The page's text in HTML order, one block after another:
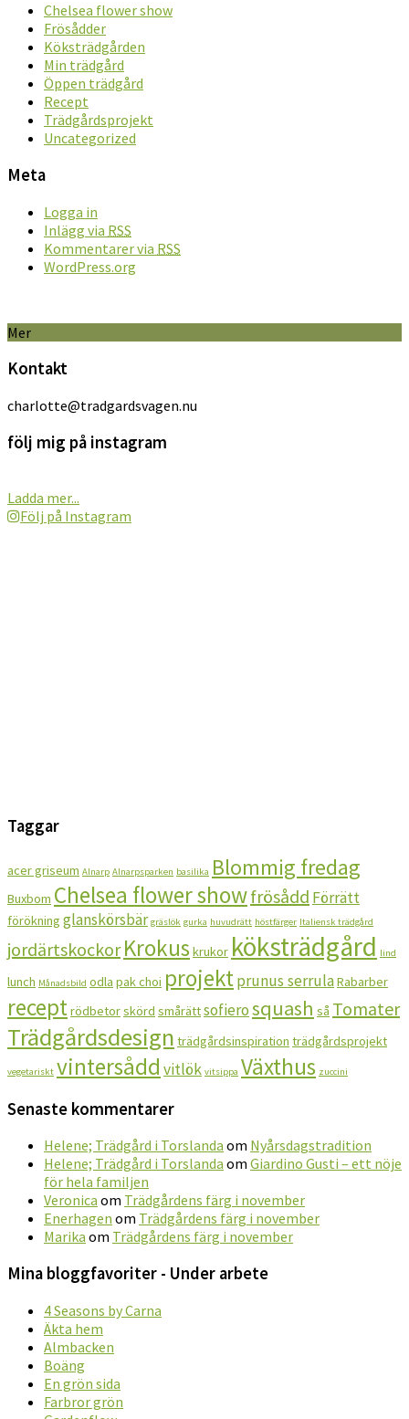
Chelsea flower show
Frösådder
Köksträdgården
Min trädgård
Öppen trädgård
Recept
Trädgårdsprojekt
Uncategorized
Meta
Logga in
Inlägg via RSS
Kommentarer via RSS
WordPress.org
Mer
Kontakt
charlotte@tradgardsvagen.nu
följ mig på instagram
Ladda mer...
Följ på Instagram
Taggar
acer griseum Alnarp Alnarpsparken basilika Blommig fredag
Buxbom Chelsea flower showfrösådd Förrätt
förökning glanskörsbär gräslök gurka huvudrätt höstfärger Italiensk trädgård
jordärtskockor Krokus krukor köksträdgård lind
lunch Månadsbild odla pak choi projektprunus serrulaRabarber
receptrödbetorskörd smårättsofierosquash så Tomater
Trädgårdsdesign trädgårdsinspiration trädgårdsprojekt
vegetariskt vintersådd vitlök vitsippa Växthus zuccini
Senaste kommentarer
Helene; Trädgård i Torslanda om Nyårsdagstradition
Helene; Trädgård i Torslanda om Giardino Gusti – ett nöje
för hela familjen
Veronica om Trädgårdens färg i november
Enerhagen om Trädgårdens färg i november
Marika om Trädgårdens färg i november
Mina bloggfavoriter - Under arbete
4 Seasons by Carna
Äkta hem
Almbacken
Boäng
En grön sida
Farbror grön